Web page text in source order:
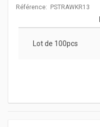
Référence: PSTRAWKR13
Lot de 100pcs